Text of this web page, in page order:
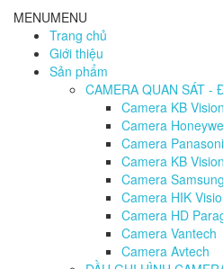
MENUMENU
Trang chủ
Giới thiệu
Sản phẩm
CAMERA QUAN SÁT -
Camera KB Vision
Camera
Camera
Camera KB Vision
Camera Samsung
Camera HIK
Camera HD
Camera Vantech
Camera Avtech